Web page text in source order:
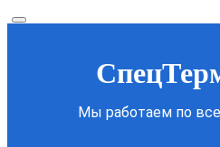
Мы работаем по